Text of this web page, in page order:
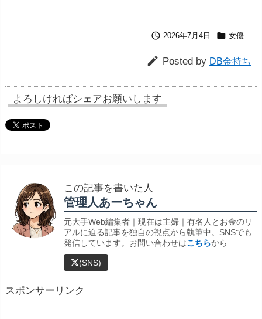
 2026年7月4日  女優
 Posted by DB金持ち
よろしければシェアお願いします
この記事を書いた人
管理人あーちゃん
元大手Web編集者｜現在は主婦｜有名人とお金のリ
アルに迫る記事を独自の視点から執筆中。SNSでも
発信しています。お問い合わせはこちらから
(SNS)
スポンサーリンク